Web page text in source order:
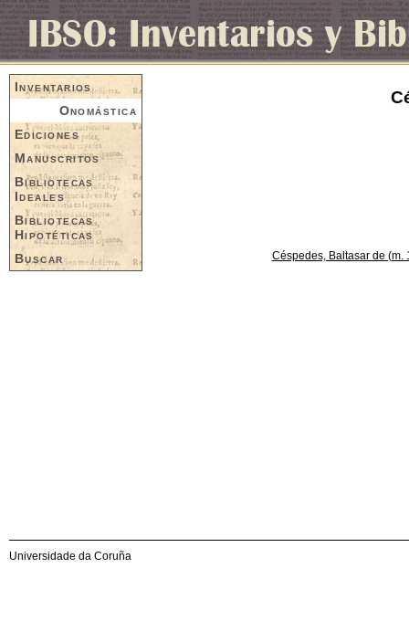
Inventarios
Onomástica
Ediciones
Manuscritos
Bibliotecas
Ideales
Bibliotecas
Hipotéticas
Buscar
Céspedes, Baltasar de (m.
Universidade da Coruña